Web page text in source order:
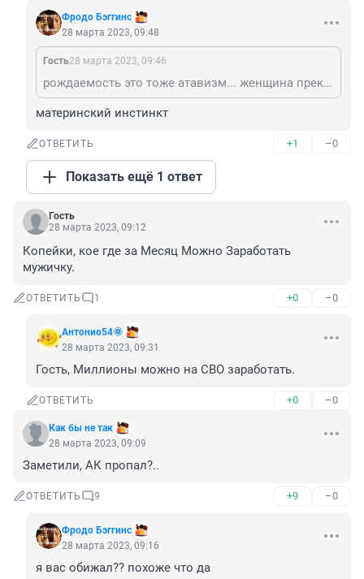
Фродо Бэггинс
28 марта 2023, 09:48
Гость28 марта 2023, 09:46
рождаемость это тоже атавизм... женщина прекрасно может обеспечить себя сама, зачем ей ребёнок??
материнский инстинкт
ОТВЕТИТЬ +1 –0
Показать ещё 1 ответ
Гость
28 марта 2023, 09:12
Копейки, кое где за Месяц Можно Заработать
мужичку.
ОТВЕТИТЬ 1 +0 –0
Антонио54🌞
28 марта 2023, 09:31
Гость, Миллионы можно на СВО заработать.
ОТВЕТИТЬ +0 –0
Как бы не так
28 марта 2023, 09:09
Заметили, АК пропал?..
ОТВЕТИТЬ 9 +9 –0
Фродо Бэггинс
28 марта 2023, 09:16
я вас обижал?? похоже что да